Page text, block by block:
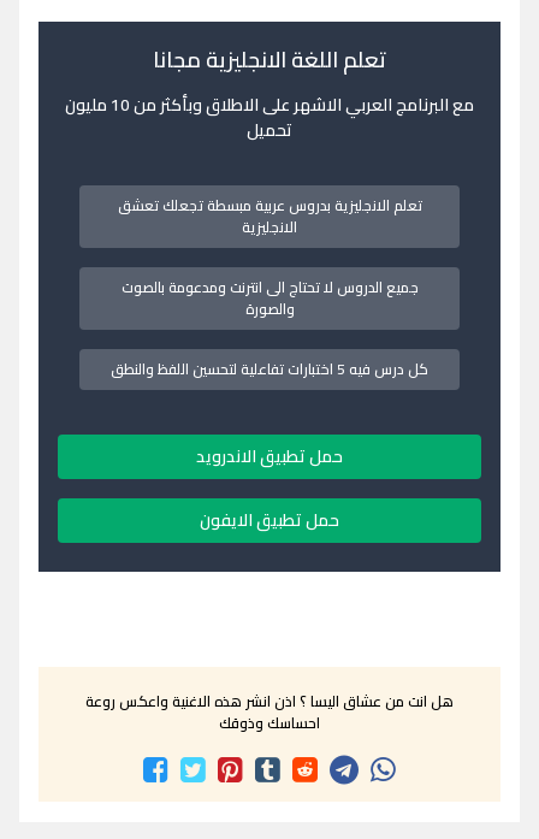
تعلم اللغة الانجليزية مجانا
مع البرنامج العربي الاشهر على الاطلاق وبأكثر من 10 مليون
تحميل
تعلم الانجليزية بدروس عربية مبسطة تجعلك تعشق
الانجليزية
جميع الدروس لا تحتاج الى انترنت ومدعومة بالصوت
والصورة
كل درس فيه 5 اختبارات تفاعلية لتحسين اللفظ والنطق
حمل تطبيق الاندرويد
حمل تطبيق الايفون
هل انت من عشاق اليسا ؟ اذن انشر هذه الاغنية واعكس روعة
احساسك وذوقك